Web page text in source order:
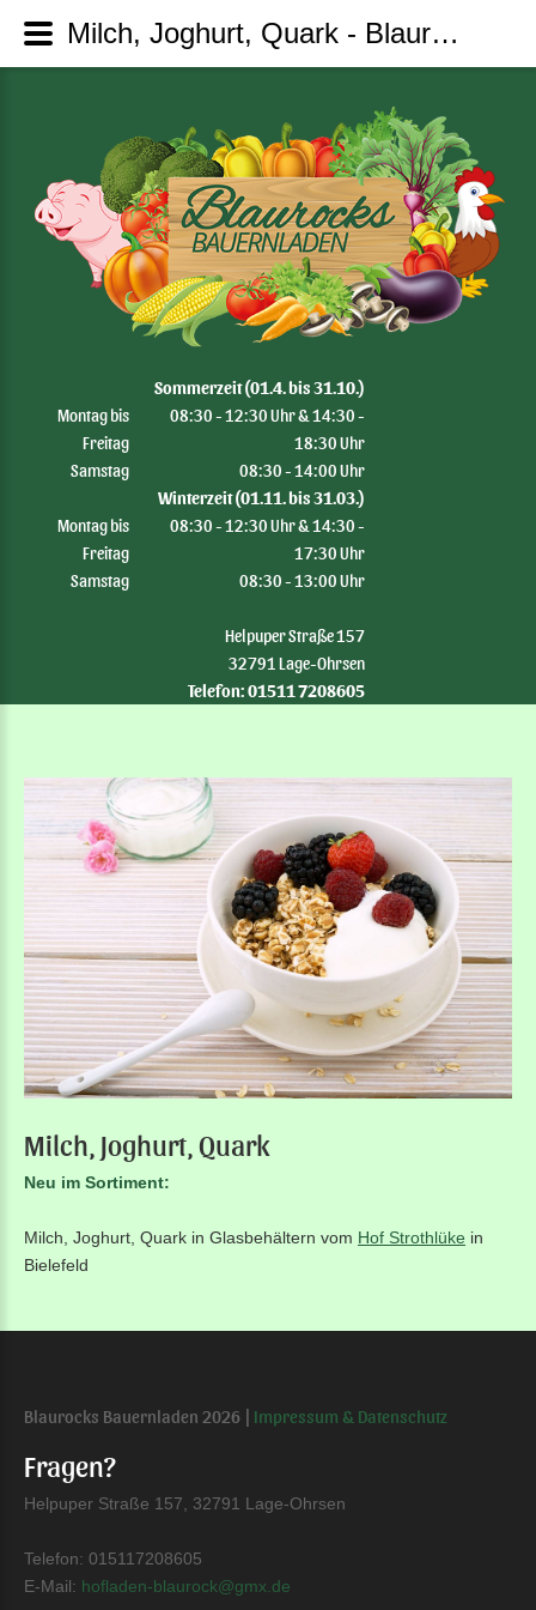
Sommerzeit (01.4. bis 31.10.)
Montag bis
Freitag
08:30 - 12:30 Uhr & 14:30 -
18:30 Uhr
Samstag
08:30 - 14:00 Uhr
Winterzeit (01.11. bis 31.03.)
Montag bis
Freitag
08:30 - 12:30 Uhr & 14:30 -
17:30 Uhr
Samstag
08:30 - 13:00 Uhr
Helpuper Straße 157
32791 Lage-Ohrsen
Telefon: 01511 7208605
Milch, Joghurt, Quark
Neu im Sortiment:
Milch, Joghurt, Quark in Glasbehältern vom Hof Strothlüke in
Bielefeld
Blaurocks Bauernladen 2026 Impressum & Datenschutz
Fragen?
Helpuper Straße 157, 32791 Lage-Ohrsen
Telefon: 015117208605
E-Mail: hofladen-blaurock@gmx.de
Milch, Joghurt, Quark - Blaurocks Bauernladen